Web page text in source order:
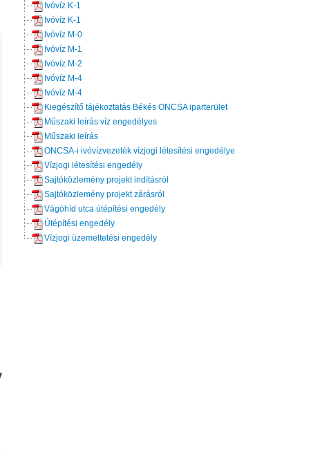
Ivóvíz K-1
Ivóvíz K-1
Ivóvíz M-0
Ivóvíz M-1
Ivóvíz M-2
Ivóvíz M-4
Ivóvíz M-4
Kiegészítő tájékoztatás Békés ONCSA iparterület
Műszaki leírás víz engedélyes
Műszaki leírás
ONCSA-i ivóvízvezeték vízjogi létesítési engedélye
Vízjogi létesítési engedély
Sajtóközlemény projekt indításról
Sajtóközlemény projekt zárásról
Vágóhíd utca útépítési engedély
Útépítési engedély
Vízjogi üzemeltetési engedély